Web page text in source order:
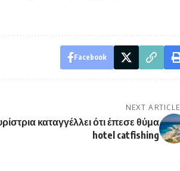
Facebook
NEXT ARTICLE
καταγγέλλει ότι έπεσε θύμα
hotel catfishing